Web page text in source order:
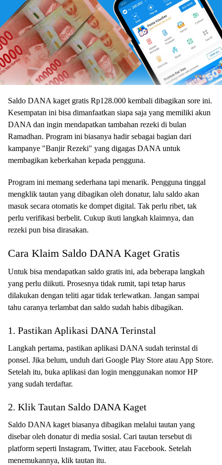
Saldo DANA kaget gratis Rp128.000 kembali dibagikan sore ini.
Kesempatan ini bisa dimanfaatkan siapa saja yang memiliki akun
DANA dan ingin mendapatkan tambahan rezeki di bulan
Ramadhan. Program ini biasanya hadir sebagai bagian dari
kampanye "Banjir Rezeki" yang digagas DANA untuk
membagikan keberkahan kepada pengguna.
Program ini memang sederhana tapi menarik. Pengguna tinggal
mengklik tautan yang dibagikan oleh donatur, lalu saldo akan
masuk secara otomatis ke dompet digital. Tak perlu ribet, tak
perlu verifikasi berbelit. Cukup ikuti langkah klaimnya, dan
rezeki pun bisa dirasakan.
Cara Klaim Saldo DANA Kaget Gratis
Untuk bisa mendapatkan saldo gratis ini, ada beberapa langkah
yang perlu diikuti. Prosesnya tidak rumit, tapi tetap harus
dilakukan dengan teliti agar tidak terlewatkan. Jangan sampai
tahu caranya terlambat dan saldo sudah habis dibagikan.
1. Pastikan Aplikasi DANA Terinstal
Langkah pertama, pastikan aplikasi DANA sudah terinstal di
ponsel. Jika belum, unduh dari Google Play Store atau App Store.
Setelah itu, buka aplikasi dan login menggunakan nomor HP
yang sudah terdaftar.
2. Klik Tautan Saldo DANA Kaget
Saldo DANA kaget biasanya dibagikan melalui tautan yang
disebar oleh donatur di media sosial. Cari tautan tersebut di
platform seperti Instagram, Twitter, atau Facebook. Setelah
menemukannya, klik tautan itu.